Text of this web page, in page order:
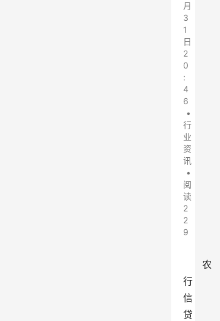
月
3
1
日
2
0
:
4
6
•
行
业
资
讯
•
阅
读
2
2
9
农
行
信
贷